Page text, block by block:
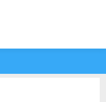
Т У Ф Х Ц Ч Ш Щ Э Ю Я